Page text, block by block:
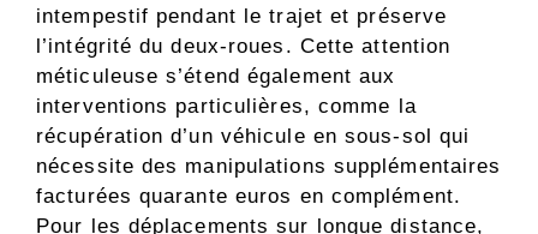
intempestif pendant le trajet et préserve
l’intégrité du deux-roues. Cette attention
méticuleuse s’étend également aux
interventions particulières, comme la
récupération d’un véhicule en sous-sol qui
nécessite des manipulations supplémentaires
facturées quarante euros en complément.
Pour les déplacements sur longue distance,